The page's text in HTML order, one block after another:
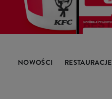
NOWOŚCI RESTAURACJE